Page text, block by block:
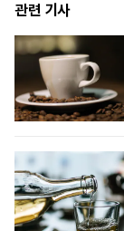
관련 기사